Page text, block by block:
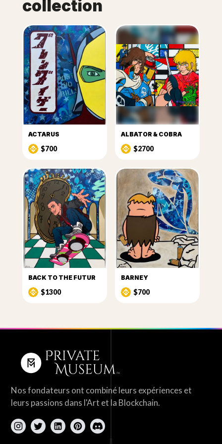
collection
ACTARUS
$700
ALBATOR & COBRA
$2700
BACK TO THE FUTUR
$1300
BARNEY
$700
Nos fondateurs ont combiné leurs expériences et
leurs passions dans l'Art et la Blockchain.